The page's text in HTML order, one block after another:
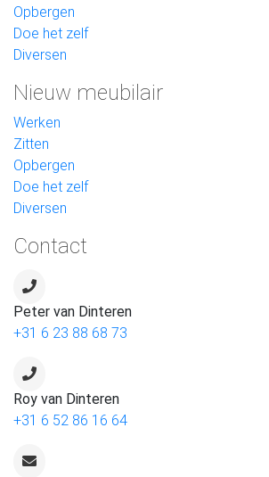
Opbergen
Doe het zelf
Diversen
Nieuw meubilair
Werken
Zitten
Opbergen
Doe het zelf
Diversen
Contact
Peter van Dinteren
+31 6 23 88 68 73
Roy van Dinteren
+31 6 52 86 16 64